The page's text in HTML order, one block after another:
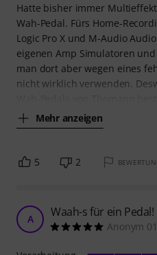
Hatte bisher immer
Wah-Pedal. Fürs Home-
Logic Pro X und M-Audio
eigenen Amp Simulatoren
man dort aber wegen eines
nicht wirklich verwenden.
Mehr anzeigen
5 2
A Waah-s für ein Pedal!
Anonym